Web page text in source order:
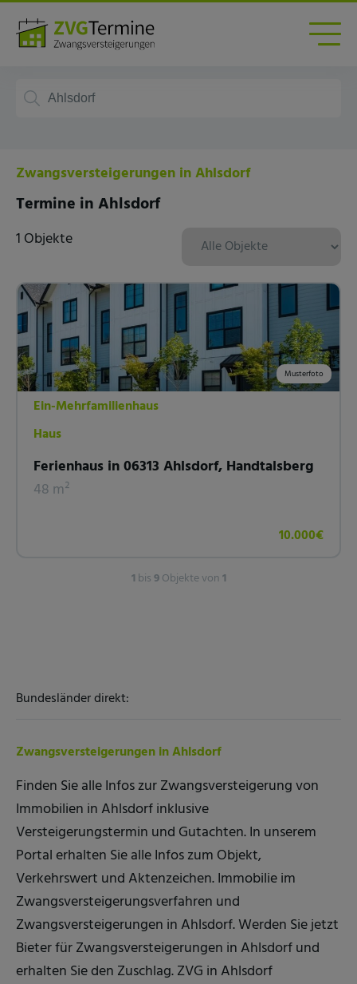
Zwangsversteigerungen in Ahlsdorf
Termine in Ahlsdorf
1 Objekte
Musterfoto
Ein-Mehrfamilienhaus
Haus
Ferienhaus in 06313 Ahlsdorf, Handtalsberg
48 m²
10.000€
1 bis9Objekte von1
Bundesländer direkt:
Zwangsversteigerungen in Ahlsdorf
Finden Sie alle Infos zur Zwangsversteigerung von
Immobilien in Ahlsdorf inklusive
Versteigerungstermin und Gutachten. In unserem
Portal erhalten Sie alle Infos zum Objekt,
Verkehrswert und Aktenzeichen. Immobilie im
Zwangsversteigerungsverfahren und
Zwangsversteigerungen in Ahlsdorf. Werden Sie jetzt
Bieter für Zwangsversteigerungen in Ahlsdorf und
erhalten Sie den Zuschlag. ZVG in Ahlsdorf